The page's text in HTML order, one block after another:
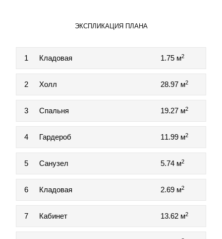
ЭКСПЛИКАЦИЯ ПЛАНА
1 Кладовая 1.75 м2
2 Холл 28.97 м2
3 Спальня 19.27 м2
4 Гардероб 11.99 м2
5 Санузел 5.74 м2
6 Кладовая 2.69 м2
7 Кабинет 13.62 м2